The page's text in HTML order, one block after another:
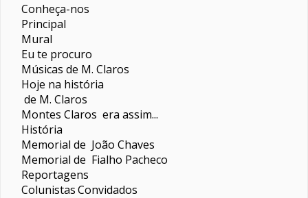
Conheça-nos
Principal
Mural
Eu te procuro
Músicas de M. Claros
Hoje na história
de M. Claros
Montes Claros era assim...
História
Memorial de João Chaves
Memorial de Fialho Pacheco
Reportagens
ColunistasConvidados